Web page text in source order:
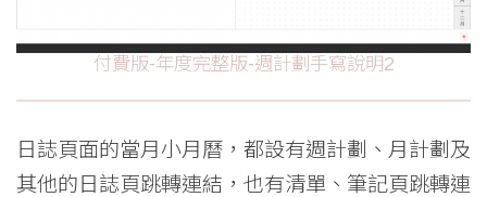
付費版-年度完整版-週計劃手寫說明2
日誌頁面的當月小月曆，都設有週計劃、月計劃及
其他的日誌頁跳轉連結，也有清單、筆記頁跳轉連